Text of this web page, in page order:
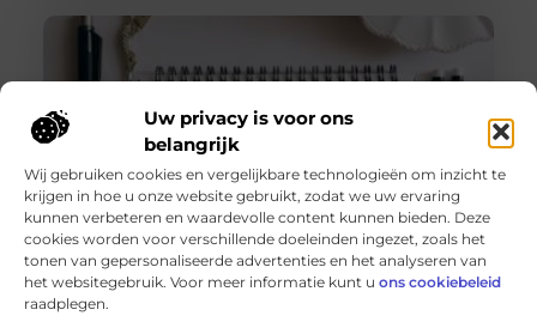
Uw privacy is voor ons
belangrijk
Wij gebruiken cookies en vergelijkbare technologieën om inzicht te
krijgen in hoe u onze website gebruikt, zodat we uw ervaring
kunnen verbeteren en waardevolle content kunnen bieden. Deze
cookies worden voor verschillende doeleinden ingezet, zoals het
tonen van gepersonaliseerde advertenties en het analyseren van
het websitegebruik. Voor meer informatie kunt u ons cookiebeleid
raadplegen.
De voordelen van het drukken van kalenders voor jouw
bedrijf!
Goed artikel? Deel hem dan op: Share on X (Twitter)